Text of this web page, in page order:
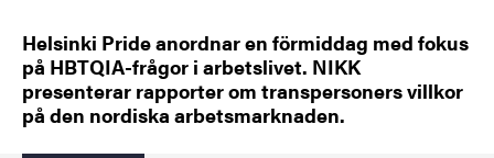
Helsinki Pride anordnar en förmiddag med fokus
på HBTQIA-frågor i arbetslivet. NIKK
presenterar rapporter om transpersoners villkor
på den nordiska arbetsmarknaden.